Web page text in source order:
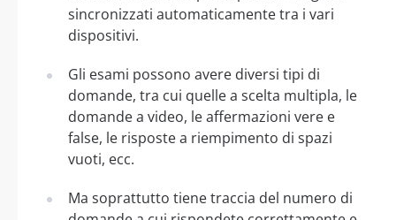
sincronizzati automaticamente tra i vari
dispositivi.
Gli esami possono avere diversi tipi di
domande, tra cui quelle a scelta multipla, le
domande a video, le affermazioni vere e
false, le risposte a riempimento di spazi
vuoti, ecc.
Ma soprattutto tiene traccia del numero di